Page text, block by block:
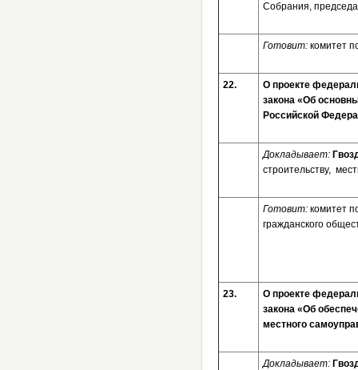
Собрания,
Готовит: комитет
22.
О проекте
закона «Об
Российской
Докладывает:
строительству,
Готовит: комитет
гражданского
23.
О проекте
закона «Об
местного
Докладывает: